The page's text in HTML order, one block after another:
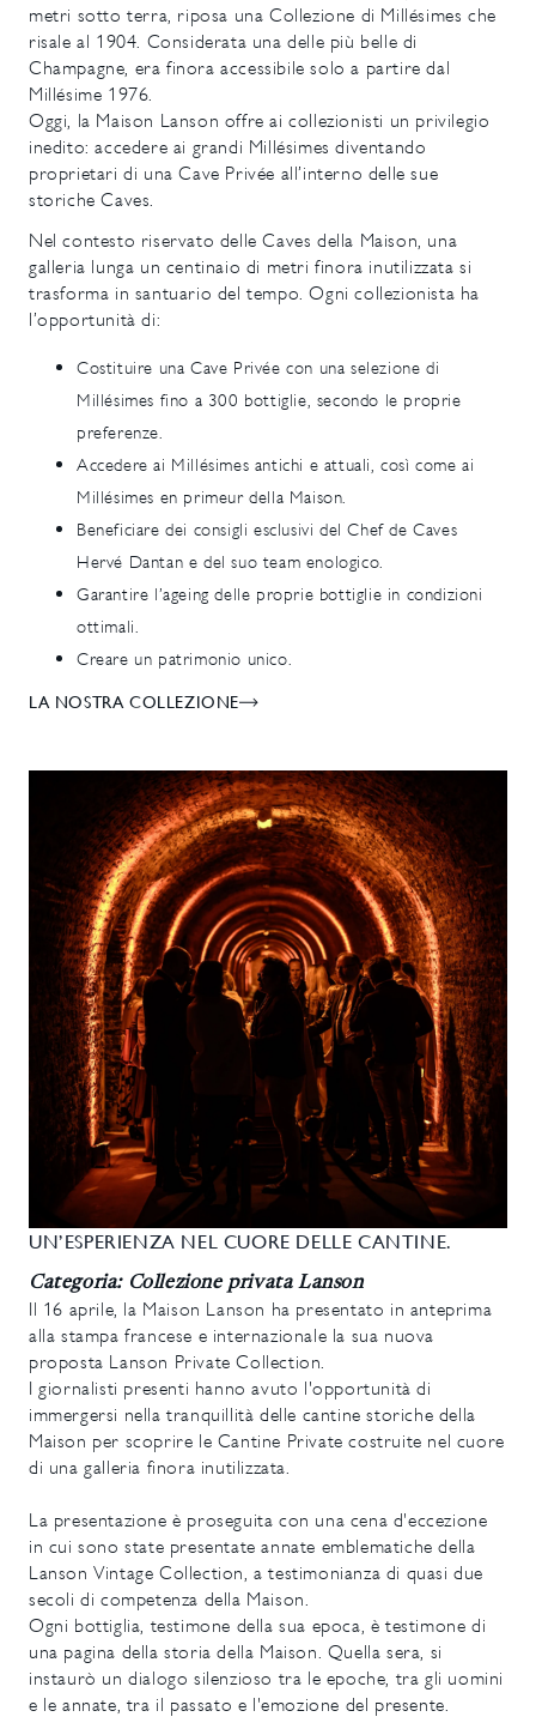
metri sotto terra, riposa una Collezione di Millésimes che
risale al 1904. Considerata una delle più belle di
Champagne, era finora accessibile solo a partire dal
Millésime 1976.
Oggi, la Maison Lanson offre ai collezionisti un privilegio
inedito: accedere ai grandi Millésimes diventando
proprietari di una Cave Privée all’interno delle sue
storiche Caves.
Nel contesto riservato delle Caves della Maison, una
galleria lunga un centinaio di metri finora inutilizzata si
trasforma in santuario del tempo. Ogni collezionista ha
l’opportunità di:
Costituire una Cave Privée con una selezione di
Millésimes fino a 300 bottiglie, secondo le proprie
preferenze.
Accedere ai Millésimes antichi e attuali, così come ai
Millésimes en primeur della Maison.
Beneficiare dei consigli esclusivi del Chef de Caves
Hervé Dantan e del suo team enologico.
Garantire l’ageing delle proprie bottiglie in condizioni
ottimali.
Creare un patrimonio unico.
LA NOSTRA COLLEZIONE
UN’ESPERIENZA NEL CUORE DELLE CANTINE.
Categoria: Collezione privata Lanson
Il 16 aprile, la Maison Lanson ha presentato in anteprima
alla stampa francese e internazionale la sua nuova
proposta Lanson Private Collection.
I giornalisti presenti hanno avuto l'opportunità di
immergersi nella tranquillità delle cantine storiche della
Maison per scoprire le Cantine Private costruite nel cuore
di una galleria finora inutilizzata.
La presentazione è proseguita con una cena d'eccezione
in cui sono state presentate annate emblematiche della
Lanson Vintage Collection, a testimonianza di quasi due
secoli di competenza della Maison.
Ogni bottiglia, testimone della sua epoca, è testimone di
una pagina della storia della Maison. Quella sera, si
instaurò un dialogo silenzioso tra le epoche, tra gli uomini
e le annate, tra il passato e l'emozione del presente.